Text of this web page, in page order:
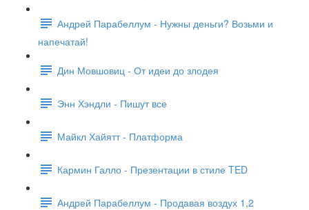
Андрей Парабеллум - Нужны деньги? Возьми и
напечатай!
Дин Мовшовиц - От идеи до злодея
Энн Хэндли - Пишут все
Майкл Хайятт - Платформа
Кармин Галло - Презентации в стиле TED
Андрей Парабеллум - Продавая воздух 1,2